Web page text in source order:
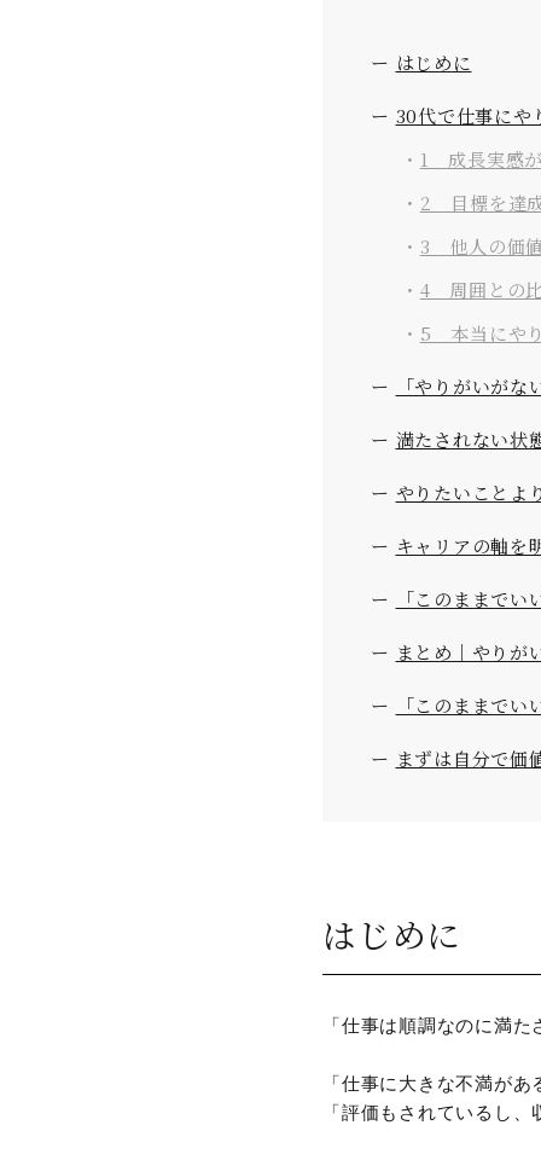
ー はじめに
ー 30代で仕事にや
・ 1 成長実感
・ 2 目標を達
・ 3 他人の価
・ 4 周囲との
・ 5 本当にや
ー 「やりがいが
ー 満たされない状
ー やりたいことよ
ー キャリアの軸を
ー 「このままで
ー まとめ｜やりが
ー 「このままで
ー まずは自分で価
はじめに
「仕事は順調なのに満
「仕事に大きな不満が
「評価もされているし